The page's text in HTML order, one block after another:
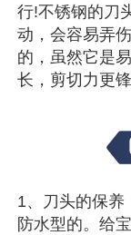
行!不锈钢的刀
动，会容易弄
的，虽然它是
长，剪切力更
1、刀头的保养
防水型的。给